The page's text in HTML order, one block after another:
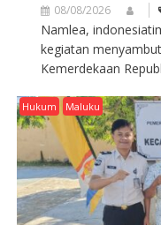
08/08/2026
Namlea,
kegiatan
Kemerdekaan
Hukum Maluku